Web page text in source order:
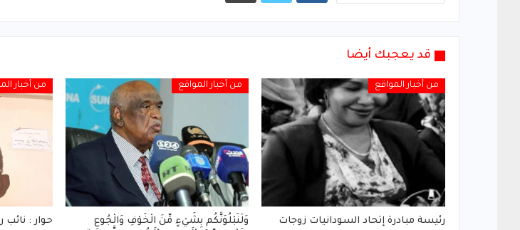
قد يعجبك أيضا
من أخبار المواقع
رئيسة مبادرة إتحاد السودانيات زوجات
من أخبار المواقع
وَلَنَبْلُوَنَّكُم بِشَيْءٍ مِّنَ الْخَوْفِ وَالْجُوعِ
من أخبار
حوار :